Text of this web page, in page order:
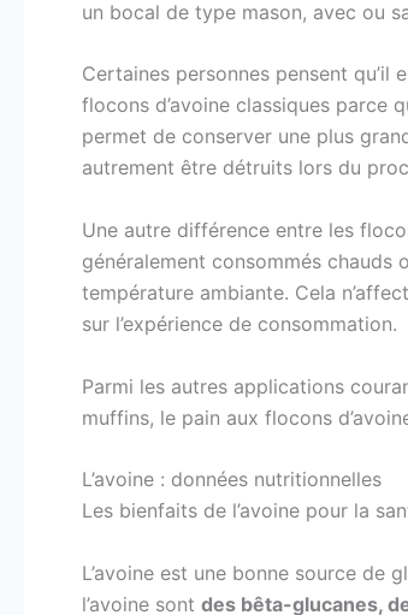
un bocal de type mason, avec ou
Certaines personnes pensent
flocons d’avoine classiques parce
permet de conserver une plus
autrement être détruits lors du
Une autre différence entre les
généralement consommés
température ambiante. Cela
sur l’expérience de consommation.
Parmi les autres applications
muffins, le pain aux flocons
L’avoine : données nutritionnelles
Les bienfaits de l’avoine pour la
L’avoine est une bonne source de
l’avoine sont des bêta-glucanes,